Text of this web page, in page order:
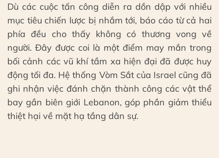
Dù các cuộc tấn công diễn ra dồn dập với nhiều
mục tiêu chiến lược bị nhắm tới, báo cáo từ cả hai
phía đều cho thấy không có thương vong về
người. Đây được coi là một điểm may mắn trong
bối cảnh các vũ khí tầm xa hiện đại đã được huy
động tối đa. Hệ thống Vòm Sắt của Israel cũng đã
ghi nhận việc đánh chặn thành công các vật thể
bay gần biên giới Lebanon, góp phần giảm thiểu
thiệt hại về mặt hạ tầng dân sự.